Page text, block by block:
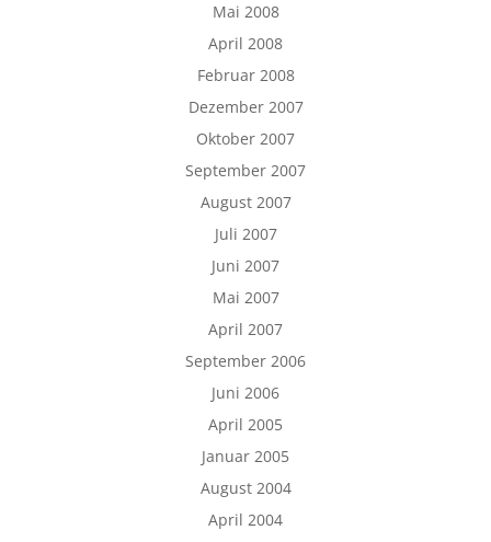
Mai 2008
April 2008
Februar 2008
Dezember 2007
Oktober 2007
September 2007
August 2007
Juli 2007
Juni 2007
Mai 2007
April 2007
September 2006
Juni 2006
April 2005
Januar 2005
August 2004
April 2004